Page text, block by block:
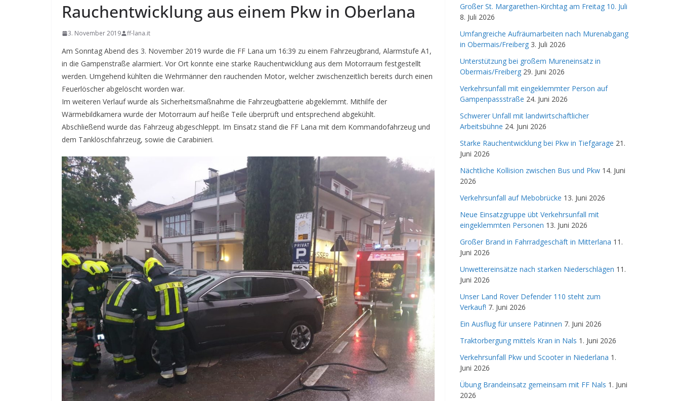
Rauchentwicklung aus einem Pkw in Oberlana
3. November 2019 ff-lana.it
Am Sonntag Abend des 3. November 2019 wurde die FF Lana um 16:39 zu einem Fahrzeugbrand, Alarmstufe A1,
in die Gampenstraße alarmiert. Vor Ort konnte eine starke Rauchentwicklung aus dem Motorraum festgestellt
werden. Umgehend kühlten die Wehrmänner den rauchenden Motor, welcher zwischenzeitlich bereits durch einen
Feuerlöscher abgelöscht worden war.
Im weiteren Verlauf wurde als Sicherheitsmaßnahme die Fahrzeugbatterie abgeklemmt. Mithilfe der
Wärmebildkamera wurde der Motorraum auf heiße Teile überprüft und entsprechend abgekühlt.
Abschließend wurde das Fahrzeug abgeschleppt. Im Einsatz stand die FF Lana mit dem Kommandofahrzeug und
dem Tanklöschfahrzeug, sowie die Carabinieri.
Großer St. Margarethen-Kirchtag am Freitag 10. Juli
8. Juli 2026
Umfangreiche Aufräumarbeiten nach Murenabgang
in Obermais/Freiberg 3. Juli 2026
Unterstützung bei großem Mureneinsatz in
Obermais/Freiberg 29. Juni 2026
Verkehrsunfall mit eingeklemmter Person auf
Gampenpassstraße 24. Juni 2026
Schwerer Unfall mit landwirtschaftlicher
Arbeitsbühne 24. Juni 2026
Starke Rauchentwicklung bei Pkw in Tiefgarage 21.
Juni 2026
Nächtliche Kollision zwischen Bus und Pkw 14. Juni
2026
Verkehrsunfall auf Mebobrücke 13. Juni 2026
Neue Einsatzgruppe übt Verkehrsunfall mit
eingeklemmten Personen 13. Juni 2026
Großer Brand in Fahrradgeschäft in Mitterlana 11.
Juni 2026
Unwettereinsätze nach starken Niederschlägen 11.
Juni 2026
Unser Land Rover Defender 110 steht zum
Verkauf! 7. Juni 2026
Ein Ausflug für unsere Patinnen 7. Juni 2026
Traktorbergung mittels Kran in Nals 1. Juni 2026
Verkehrsunfall Pkw und Scooter in Niederlana 1.
Juni 2026
Übung Brandeinsatz gemeinsam mit FF Nals 1. Juni
2026